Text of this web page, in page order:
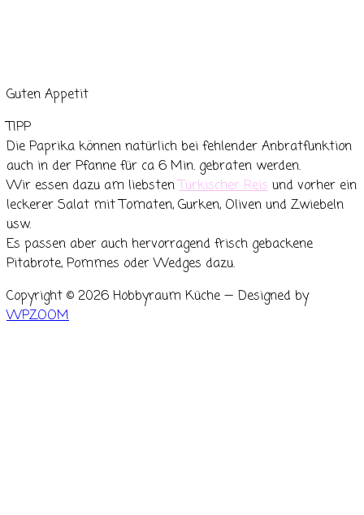
Guten Appetit
TIPP
Die Paprika können natürlich bei fehlender Anbratfunktion
auch in der Pfanne für ca 6 Min. gebraten werden.
Wir essen dazu am liebstenTürkischer Reis und vorher ein
leckerer Salat mit Tomaten, Gurken, Oliven und Zwiebeln
usw.
Es passen aber auch hervorragend frisch gebackene
Pitabrote, Pommes oder Wedges dazu.
Copyright © 2026 Hobbyraum Küche — Designed by
WPZOOM